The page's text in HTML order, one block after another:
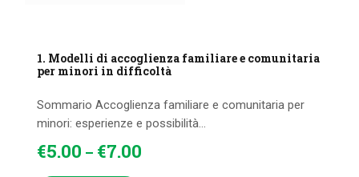
1. Modelli di accoglienza familiare e comunitaria
per minori in difficoltà
Sommario Accoglienza familiare e comunitaria per
minori: esperienze e possibilità...
€5.00 – €7.00